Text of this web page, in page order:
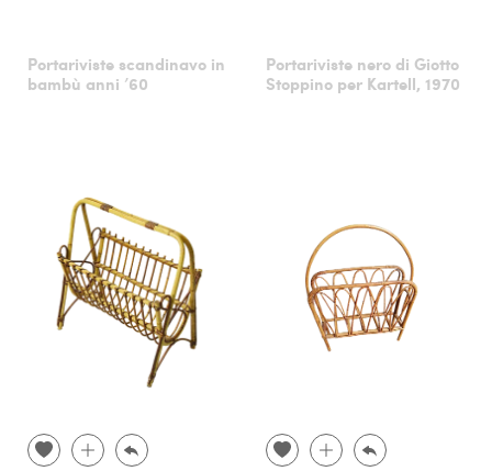
Portariviste scandinavo in
bambù anni ’60
Portariviste nero di Giotto
Stoppino per Kartell, 1970